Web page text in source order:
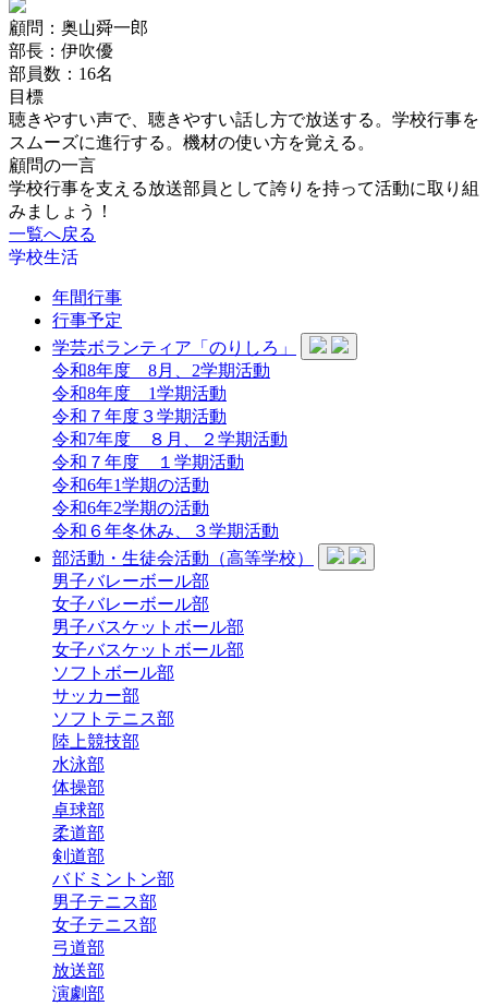
顧問：奥山舜一郎
部長：伊吹優
部員数：16名
目標
聴きやすい声で、聴きやすい話し方で放送する。学校行事を
スムーズに進行する。機材の使い方を覚える。
顧問の一言
学校行事を支える放送部員として誇りを持って活動に取り組
みましょう！
一覧へ戻る
学校生活
年間行事
行事予定
学芸ボランティア「のりしろ」
令和8年度 8月、2学期活動
令和8年度 1学期活動
令和７年度３学期活動
令和7年度 ８月、２学期活動
令和７年度 １学期活動
令和6年1学期の活動
令和6年2学期の活動
令和６年冬休み、３学期活動
部活動・生徒会活動（高等学校）
男子バレーボール部
女子バレーボール部
男子バスケットボール部
女子バスケットボール部
ソフトボール部
サッカー部
ソフトテニス部
陸上競技部
水泳部
体操部
卓球部
柔道部
剣道部
バドミントン部
男子テニス部
女子テニス部
弓道部
放送部
演劇部